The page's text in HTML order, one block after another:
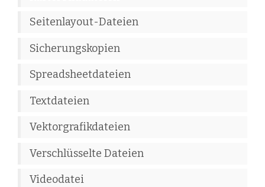
Seitenlayout-Dateien
Sicherungskopien
Spreadsheetdateien
Textdateien
Vektorgrafikdateien
Verschlüsselte Dateien
Videodatei